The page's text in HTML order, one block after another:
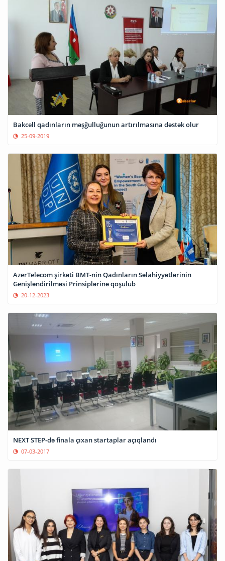
Bakcell qadınların məşğulluğunun artırılmasına dəstək olur
25-09-2019
AzerTelecom şirkəti BMT-nin Qadınların Səlahiyyətlərinin
20-12-2023
NEXT STEP-də finala çıxan startaplar açıqlandı
07-03-2017